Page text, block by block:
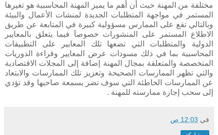
مختلفة من المهنة حيث أن أهم ما يميز المهنة المحاسبية هو تغيرها
المستمر في مواجهة المتطلبات الجديدة لمنشات الأعمال والبيئة
وبالتالي تقع على الممارس مسؤولية كبيرة في المتابعة عن طريق
الاطلاع المستمر على المنشورات خصوصاَ فيما يتعلق بالمعايير
الدولية والمتطلبات التي تضعها تلك المعايير على التطبيقات
المحاسبية بما في ذلك مسودات عرض المعايير وقراءة الدوريات
المتخصصة والمتعلقة بمجال المهنة إضافة إلى المجلات الاقتصادية
والتي تظهر الممارسات الصحيحة وتعزيز تلك الممارسات والابتعاد
عن الممارسات الخاطئة التي سوف تضر بسمعة صاحبها وقد تؤدي
إلى سحب إجازة ممارسته للمهنة .
في 12:03 ص